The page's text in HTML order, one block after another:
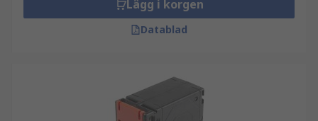
Lägg i korgen
Datablad